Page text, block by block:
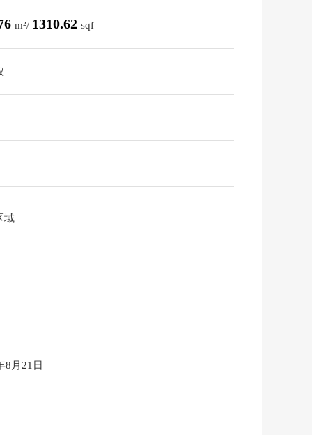
m²/ 1310.62 sqf
域
8月21日